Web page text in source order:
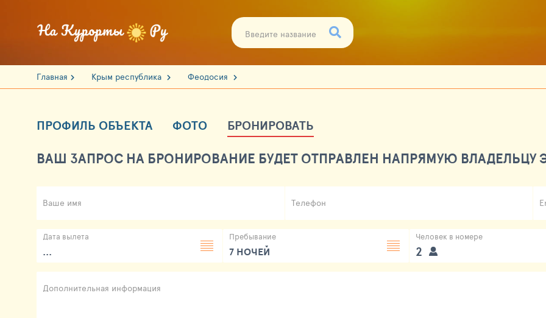
Главная Крым республика Феодосия
ПРОФИЛЬ ОБЪЕКТА ФОТО БРОНИРОВАТЬ
ВАШ ЗАПРОС НА БРОНИРОВАНИЕ БУДЕТ ОТПРАВЛЕН НАПРЯМУЮ ВЛАДЕЛЬЦУ
Ваше имя Телефон
Дата вылета
...
Пребывание
7 НОЧЕЙ
Человек в номере
2
Дополнительная информация